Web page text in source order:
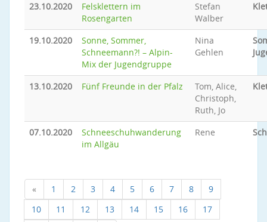
23.10.2020
Felsklettern im
Rosengarten
Stefan
Walber
19.10.2020
Sonne, Sommer,
Schneemann?! – Alpin-
Mix der Jugendgruppe
Nina
Gehlen
13.10.2020 Fünf Freunde in der Pfalz
Tom, Alice,
Christoph,
Ruth, Jo
07.10.2020
Schneeschuhwanderung
im Allgäu
Rene
« 1 2 3 4 5 6 7 8
9
10
11 12 13 14 15 16 17